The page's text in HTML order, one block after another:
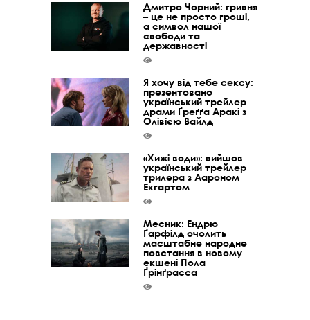
Дмитро Чорний: гривня
– це не просто гроші,
а символ нашої
свободи та
державності
Я хочу від тебе сексу:
презентовано
український трейлер
драми Ґреґґа Аракі з
Олівією Вайлд
«Хижі води»: вийшов
український трейлер
трилера з Аароном
Екгартом
Месник: Ендрю
Ґарфілд очолить
масштабне народне
повстання в новому
екшені Пола
Ґрінґрасса